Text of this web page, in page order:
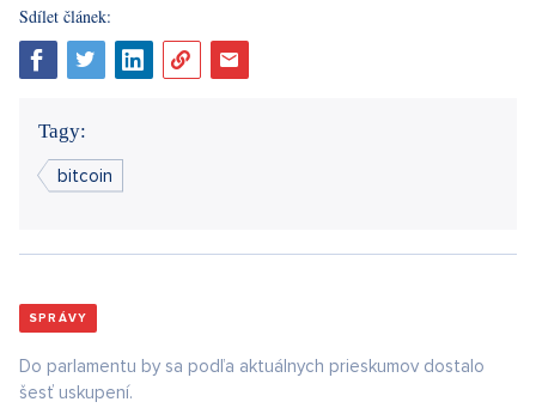
Sdílet článek:
Tagy:
bitcoin
SPRÁVY
Do parlamentu by sa podľa aktuálnych prieskumov dostalo
šesť uskupení.